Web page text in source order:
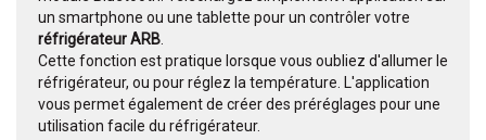
un smartphone ou une tablette pour un contrôler votre
réfrigérateur ARB
Cette fonction est pratique lorsque vous oubliez d'allumer le
réfrigérateur, ou pour réglez la température. L'application
vous permet également de créer des préréglages pour une
utilisation facile du réfrigérateur.